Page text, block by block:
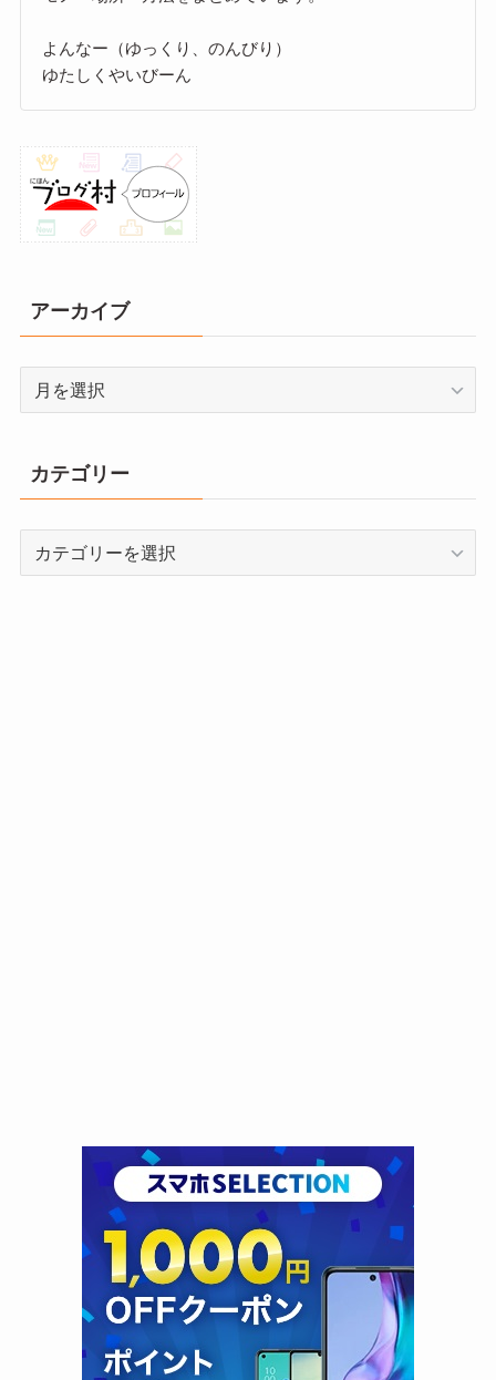
よんなー（ゆっくり、のんびり）
ゆたしくやいびーん
アーカイブ
ブ
カテゴリー